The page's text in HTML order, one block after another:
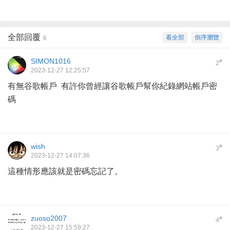
倒序瀏覽
看全部
全部回覆 6
2#
SIMON1016
2023-12-27 12:25:57
有無谷歌帳戶 有許你曾經讓谷歌帳戶幫你紀錄網站帳戶密
碼
3#
wish
2023-12-27 14:07:36
這種情形應該就是密碼忘記了。
4#
zuoso2007
2023-12-27 15:59:27